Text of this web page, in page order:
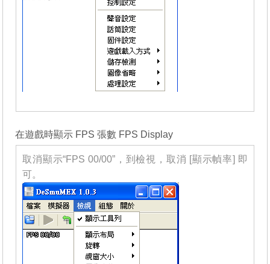
在遊戲時顯示 FPS 張數 FPS Display
取消顯示“FPS 00/00”，到檢視，取消 [顯示幀率] 即
可。